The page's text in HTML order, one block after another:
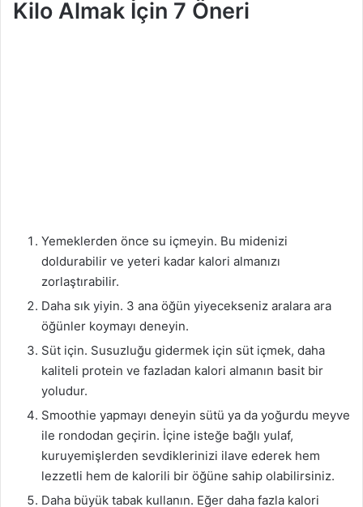
Kilo Almak İçin 7 Öneri
Yemeklerden önce su içmeyin. Bu midenizi
doldurabilir ve yeteri kadar kalori almanızı
zorlaştırabilir.
Daha sık yiyin. 3 ana öğün yiyecekseniz aralara ara
öğünler koymayı deneyin.
Süt için. Susuzluğu gidermek için süt içmek, daha
kaliteli protein ve fazladan kalori almanın basit bir
yoludur.
Smoothie yapmayı deneyin sütü ya da yoğurdu meyve
ile rondodan geçirin. İçine isteğe bağlı yulaf,
kuruyemişlerden sevdiklerinizi ilave ederek hem
lezzetli hem de kalorili bir öğüne sahip olabilirsiniz.
Daha büyük tabak kullanın. Eğer daha fazla kalori